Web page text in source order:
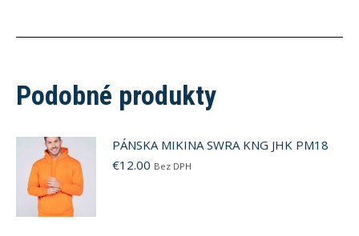
Podobné produkty
PÁNSKA MIKINA SWRA KNG JHK PM18
€12.00 Bez DPH